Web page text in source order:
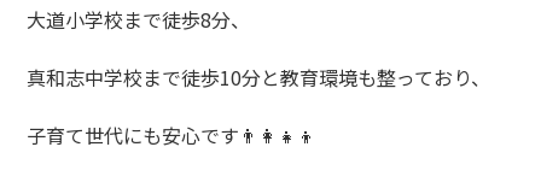
大道小学校まで徒歩8分、
真和志中学校まで徒歩10分と教育環境も整っており、
子育て世代にも安心です 👨‍👩‍👧‍👦